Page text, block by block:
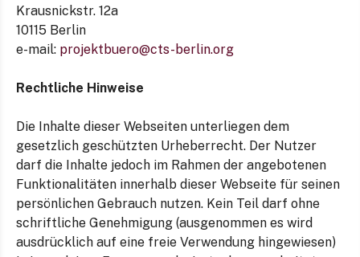
Krausnickstr. 12a
10115 Berlin
e-mail: projektbuero@cts-berlin.org
Rechtliche Hinweise
Die Inhalte dieser Webseiten unterliegen dem
gesetzlich geschützten Urheberrecht. Der Nutzer
darf die Inhalte jedoch im Rahmen der angebotenen
Funktionalitäten innerhalb dieser Webseite für seinen
persönlichen Gebrauch nutzen. Kein Teil darf ohne
schriftliche Genehmigung (ausgenommen es wird
ausdrücklich auf eine freie Verwendung hingewiesen)